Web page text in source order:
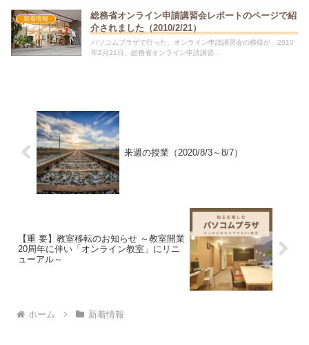
新着情報
総務省オンライン申請講習会レポートのページで紹
介されました（2010/2/21）
パソコムプラザで行った、オンライン申請講習会の模様が、2010
年2月21日、総務省オンライン申請講習...
来週の授業（2020/8/3～8/7）
【重 要】教室移転のお知らせ ～教室開業
20周年に伴い「オンライン教室」にリニ
ューアル～
ホーム 新着情報